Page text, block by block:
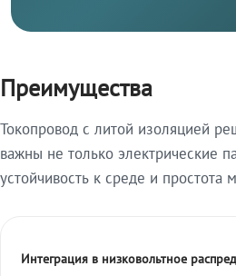
Преимущества
Токопровод с литой изоляцией
важны не только электрические
устойчивость к среде и простота
Интеграция в низковольтное